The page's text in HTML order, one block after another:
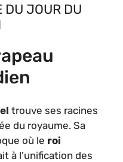
DU JOUR DU
trouve ses racines
du royaume. Sa
où le roi
à l’unification des